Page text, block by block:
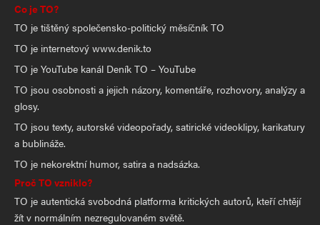
Co je TO?
TO je tištěný společensko-politický měsíčník TO
TO je internetový www.denik.to
TO je YouTube kanál Deník TO – YouTube
TO jsou osobnosti a jejich názory, komentáře, rozhovory, analýzy a
glosy.
TO jsou texty, autorské videopořady, satirické videoklipy, karikatury
a bublináže.
TO je nekorektní humor, satira a nadsázka.
Proč TO vzniklo?
TO je autentická svobodná platforma kritických autorů, kteří chtějí
žít v normálním nezregulovaném světě.